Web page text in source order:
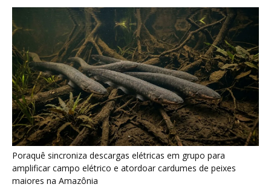
Poraquê sincroniza descargas elétricas em grupo para
amplificar campo elétrico e atordoar cardumes de peixes
maiores na Amazônia